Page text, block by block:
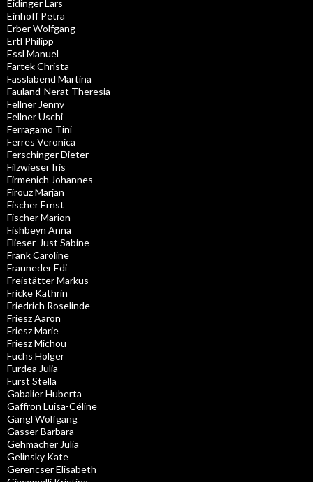
Eidinger Lars
Einhoff Petra
Erber Wolfgang
Ertl Philipp
Essl Manuel
Fartek Christa
Fasslabend Martina
Fauland-Nerat Theresia
Fellner Jenny
Fellner Uschi
Ferragamo Tini
Ferres Veronica
Ferschinger Dieter
Filzwieser Iris
Firmenich Johannes
Firouz Marjan
Fischer Ernst
Fischer Marion
Fishbeyn Anna
Flieser-Just Sabine
Frank Caroline
Frauneder Edi
Freistätter Markus
Fricke Kathrin
Friedrich Roselinde
Friesz Aaron
Friesz Marie
Friesz Michou
Fuchs Holger
Furdea Julia
Fürst Stella
Gabalier Huberta
Gaffron Luisa-Céline
Gangl Wolfgang
Gasser Barbara
Gehmacher Julia
Gelinsky Kate
Gerencser Elisabeth